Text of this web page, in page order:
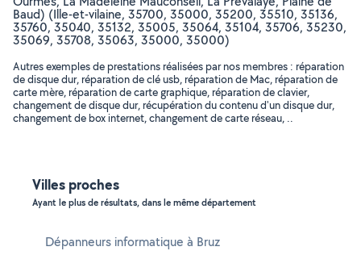
Baud) (Ille-et-vilaine, 35700, 35000, 35200, 35510, 35136,
35760, 35040, 35132, 35005, 35064, 35104, 35706, 35230,
35069, 35708, 35063, 35000, 35000)
Autres exemples de prestations réalisées par nos membres : réparation
de disque dur, réparation de clé usb, réparation de Mac, réparation de
carte mère, réparation de carte graphique, réparation de clavier,
changement de disque dur, récupération du contenu d'un disque dur,
changement de box internet, changement de carte réseau, ..
Villes proches
Ayant le plus de résultats, dans le même département
Dépanneurs informatique à Bruz